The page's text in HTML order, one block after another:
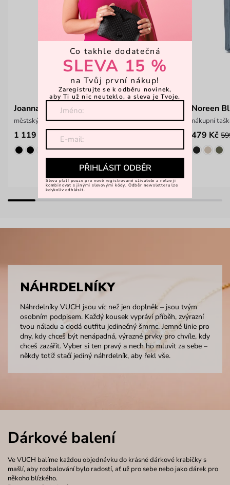
Joanna Lisbonne
městský prostorný batoh na zip
1 119 Kč 1 399 Kč
Noreen
nákupní
479 Kč
NÁHRDELNÍKY
Náhrdelníky VUCH jsou víc než jen doplněk – jsou tvým
osobním podpisem. Každý kousek vypráví příběh, zvýrazní
tvou náladu a dodá outfitu jedinečný šmrnc. Jemné linie pro
dny, kdy chceš být nenápadná, výrazné prvky pro chvíle, kdy
chceš zazářit. Vyber si ten pravý a nech ho mluvit za sebe –
někdy totiž stačí jediný náhrdelník, aby řekl vše.
Dárkové balení
Ve VUCH balíme každou objednávku do krásné dárkové krabičky s
mašlí, aby rozbalování bylo radostí, ať už pro sebe nebo jako dárek pro
někoho blízkého.
Co takhle dodatečná
SLEVA 15 %
na Tvůj první nákup!
Zaregistrujte se k odběru novinek,
aby Ti už nic neuteklo, a sleva je Tvoje.
PŘIHLÁSIT ODBĚR
Sleva platí pouze pro nově registrované uživatele a nelze ji
kombinovat s jinými slevovými kódy. Odběr newsletteru lze
kdykoliv odhlásit.